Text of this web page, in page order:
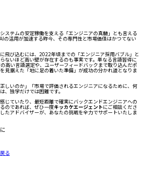
ステムの安定稼働を支える「エンジニアの真髄」とも言える
の活用が加速する昨今、その専門性と市場価値はかつてない
飛び込むには、2022年頃までの「エンジニア採用バブル」と
ないほど高い壁が存在するのも事実です。単なる言語習得に
高い言語選定や、ユーザーフィードバックまで取り込んだポ
見据えた「地に足の着いた準備」が成功の分かれ道となりま
しいのか」「市場で評価されるエンジニアになるために、何
、独学だけでは困難です。
じていたり、最短距離で確実にバックエンドエンジニアへの
のであれば、ぜひ一度キッカケエージェントにご相談くださ
たアドバイザーが、あなたの挑戦を全力でサポートいたしま
る